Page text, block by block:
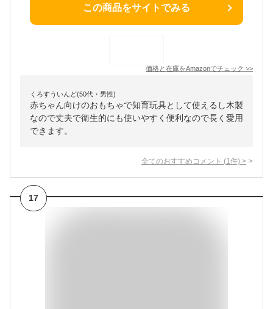
この商品をサイトでみる
価格と在庫をAmazonでチェック >>
くろすういんど(50代・男性)
赤ちゃん向けのおもちゃで知育玩具として使えるし木製
なので丈夫で衛生的にも使いやすく便利なので長く愛用
できます。
全てのおすすめコメント (1 件) >
17